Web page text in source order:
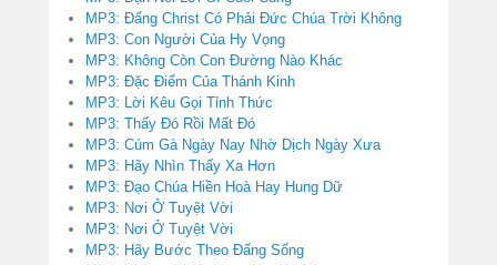
MP3: Đấng Christ Có Phải Đức Chúa Trời Không
MP3: Con Người Của Hy Vọng
MP3: Không Còn Con Đường Nào Khác
MP3: Đặc Điểm Của Thánh Kinh
MP3: Lời Kêu Gọi Tỉnh Thức
MP3: Thấy Đó Rồi Mất Đó
MP3: Cúm Gà Ngày Nay Nhờ Dịch Ngày Xưa
MP3: Hãy Nhìn Thấy Xa Hơn
MP3: Đạo Chúa Hiền Hoà Hay Hung Dữ
MP3: Nơi Ở Tuyệt Vời
MP3: Nơi Ở Tuyệt Vời
MP3: Hãy Bước Theo Đấng Sống